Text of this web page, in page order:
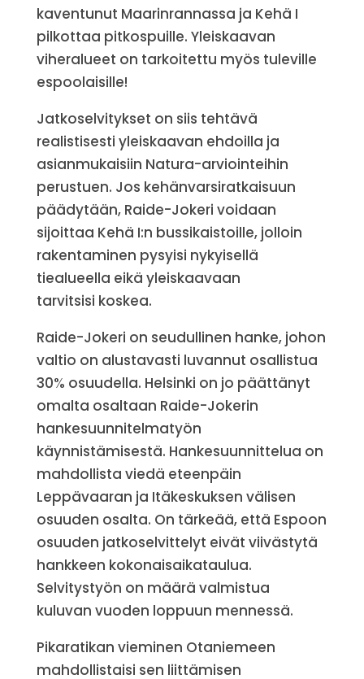
kaventunut Maarinrannassa ja Kehä I
pilkottaa pitkospuille. Yleiskaavan
viheralueet on tarkoitettu myös tuleville
espoolaisille!
Jatkoselvitykset on siis tehtävä
realistisesti yleiskaavan ehdoilla ja
asianmukaisiin Natura-arviointeihin
perustuen. Jos kehänvarsiratkaisuun
päädytään, Raide-Jokeri voidaan
sijoittaa Kehä I:n bussikaistoille, jolloin
rakentaminen pysyisi nykyisellä
tiealueella eikä yleiskaavaan
tarvitsisi koskea.
Raide-Jokeri on seudullinen hanke, johon
valtio on alustavasti luvannut osallistua
30% osuudella. Helsinki on jo päättänyt
omalta osaltaan Raide-Jokerin
hankesuunnitelmatyön
käynnistämisestä. Hankesuunnittelua on
mahdollista viedä eteenpäin
Leppävaaran ja Itäkeskuksen välisen
osuuden osalta. On tärkeää, että Espoon
osuuden jatkoselvittelyt eivät viivästytä
hankkeen kokonaisaikataulua.
Selvitystyön on määrä valmistua
kuluvan vuoden loppuun mennessä.
Pikaratikan vieminen Otaniemeen
mahdollistaisi sen liittämisen